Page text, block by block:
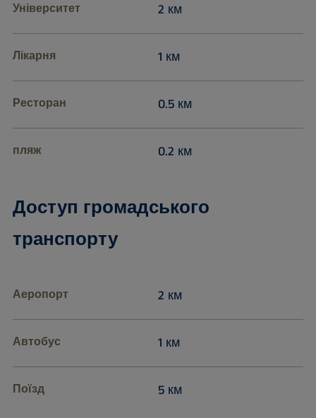
Університет 2 км
Лікарня 1 км
Ресторан 0.5 км
пляж 0.2 км
Доступ громадського
транспорту
Аеропорт 2 км
Автобус 1 км
Поїзд 5 км